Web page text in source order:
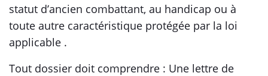
statut d’ancien combattant, au handicap ou à
toute autre caractéristique protégée par la loi
applicable .
Tout dossier doit comprendre : Une lettre de